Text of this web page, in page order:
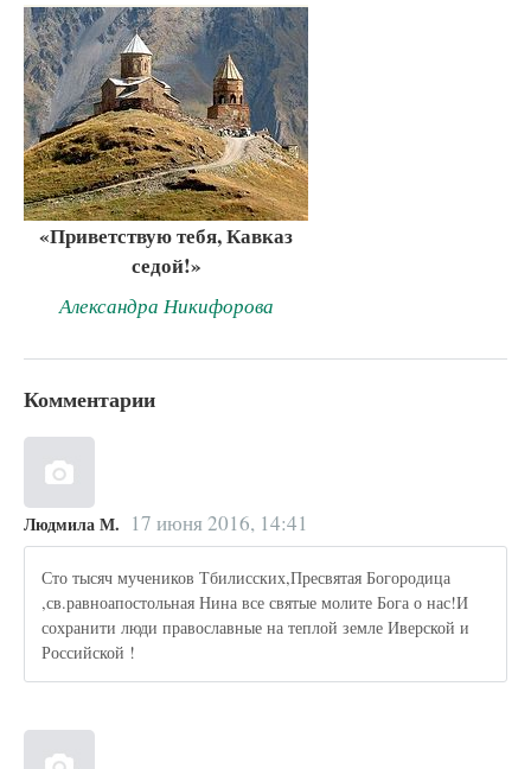
«Приветствую тебя, Кавказ
седой!»
Александра Никифорова
Комментарии
Людмила М. 17 июня 2016, 14:41
Сто тысяч мучеников Тбилисских,Пресвятая Богородица
,св.равноапостольная Нина все святые молите Бога о нас!И
сохранити люди православные на теплой земле Иверской и
Российской !